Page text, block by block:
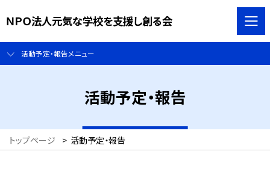
ＮＰＯ法人元気な学校を支援し創る会
活動予定・報告メニュー
活動予定・報告
トップページ > 活動予定・報告